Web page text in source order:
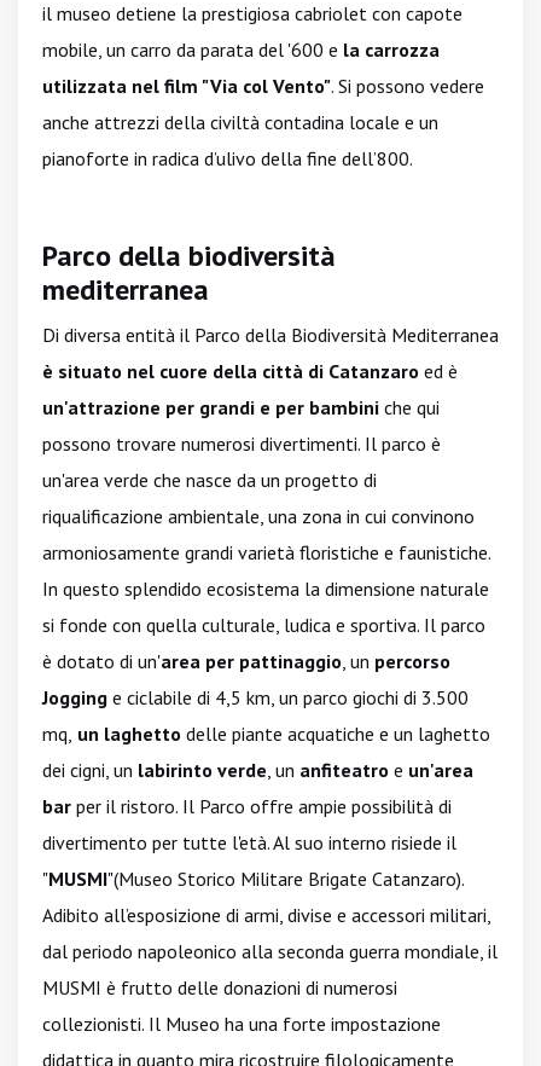
il museo detiene la prestigiosa cabriolet con capote
mobile, un carro da parata del '600 e la carrozza
utilizzata nel film "Via col Vento". Si possono vedere
anche attrezzi della civiltà contadina locale e un
pianoforte in radica d’ulivo della fine dell’800.
Parco della biodiversità
mediterranea
Di diversa entità il Parco della Biodiversità Mediterranea
è situato nel cuore della città di Catanzaro ed è
un'attrazione per grandi e per bambini che qui
possono trovare numerosi divertimenti. Il parco è
un'area verde che nasce da un progetto di
riqualificazione ambientale, una zona in cui convinono
armoniosamente grandi varietà floristiche e faunistiche.
In questo splendido ecosistema la dimensione naturale
si fonde con quella culturale, ludica e sportiva. Il parco
è dotato di un'area per pattinaggio, un percorso
Jogging e ciclabile di 4,5 km, un parco giochi di 3.500
mq, un laghetto delle piante acquatiche e un laghetto
dei cigni, un labirinto verde, un anfiteatro e un'area
bar per il ristoro. Il Parco offre ampie possibilità di
divertimento per tutte l'età. Al suo interno risiede il
"MUSMI"(Museo Storico Militare Brigate Catanzaro).
Adibito all’esposizione di armi, divise e accessori militari,
dal periodo napoleonico alla seconda guerra mondiale, il
MUSMI è frutto delle donazioni di numerosi
collezionisti. Il Museo ha una forte impostazione
didattica in quanto mira ricostruire filologicamente